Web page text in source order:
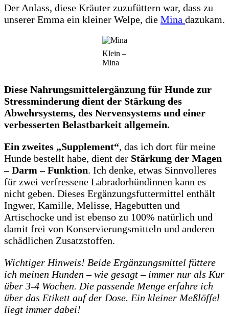
Der Anlass, diese Kräuter zuzufüttern war, dass zu
unserer Emma ein kleiner Welpe, die Mina dazukam.
Klein –
Mina
Diese Nahrungsmittelergänzung für Hunde zur
Stressminderung dient der Stärkung des
Abwehrsystems, des Nervensystems und einer
verbesserten Belastbarkeit allgemein.
Ein zweites „Supplement“, das ich dort für meine
Hunde bestellt habe, dient der Stärkung der Magen
– Darm – Funktion. Ich denke, etwas Sinnvolleres
für zwei verfressene Labradorhündinnen kann es
nicht geben. Dieses Ergänzungsfuttermittel enthält
Ingwer, Kamille, Melisse, Hagebutten und
Artischocke und ist ebenso zu 100% natürlich und
damit frei von Konservierungsmitteln und anderen
schädlichen Zusatzstoffen.
Wichtiger Hinweis! Beide Ergänzungsmittel füttere
ich meinen Hunden – wie gesagt – immer nur als Kur
über 3-4 Wochen. Die passende Menge erfahre ich
über das Etikett auf der Dose. Ein kleiner Meßlöffel
liegt immer dabei!